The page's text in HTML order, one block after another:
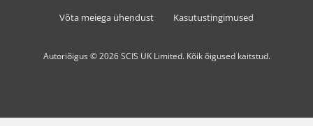
Võta meiega ühendust Kasutustingimused
Autoriõigus © 2026 SCIS UK Limited. Kõik õigused kaitstud.